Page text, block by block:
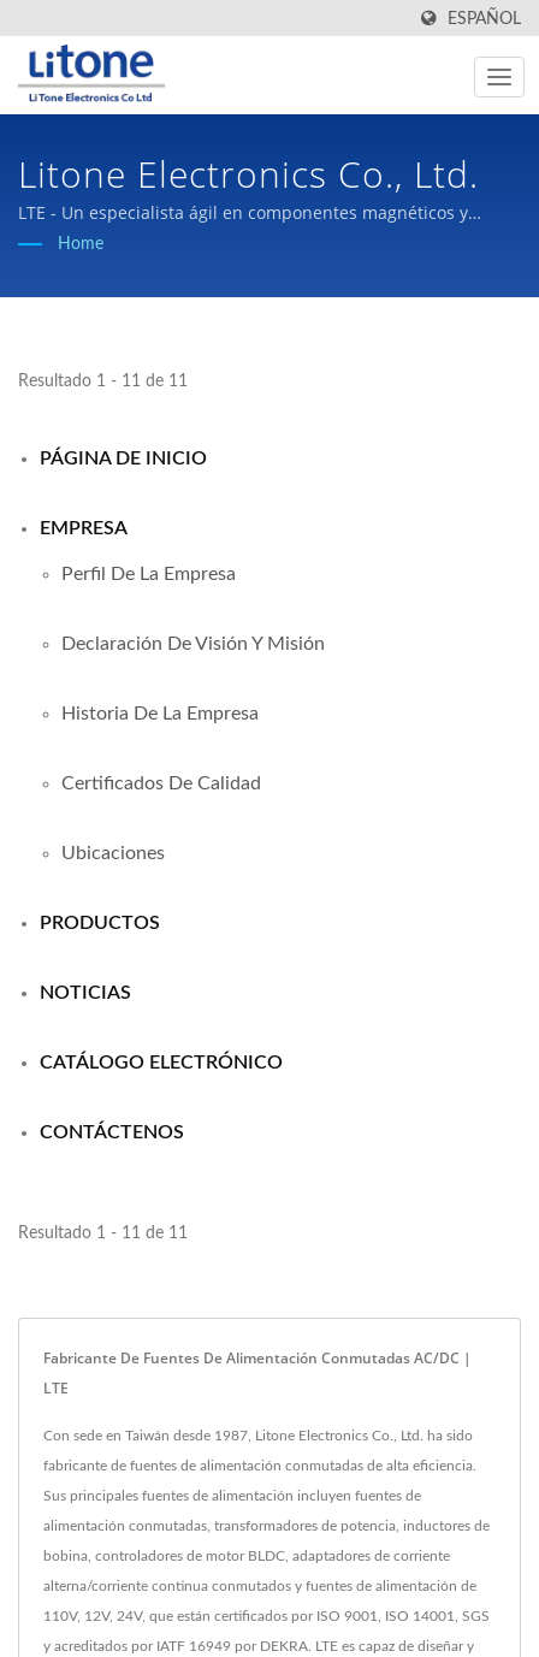
ESPAÑOL
Litone Electronics Co., Ltd.
LTE - Un especialista ágil en componentes magnéticos y
fuentes de alimentación conmutadas.
Home
Resultado 1 - 11 de 11
PÁGINA DE INICIO
EMPRESA
Perfil De La Empresa
Declaración De Visión Y Misión
Historia De La Empresa
Certificados De Calidad
Ubicaciones
PRODUCTOS
NOTICIAS
CATÁLOGO ELECTRÓNICO
CONTÁCTENOS
Resultado 1 - 11 de 11
Fabricante De Fuentes De Alimentación Conmutadas AC/DC |
LTE
Con sede en Taiwán desde 1987, Litone Electronics Co., Ltd. ha sido
fabricante de fuentes de alimentación conmutadas de alta eficiencia.
Sus principales fuentes de alimentación incluyen fuentes de
alimentación conmutadas, transformadores de potencia, inductores de
bobina, controladores de motor BLDC, adaptadores de corriente
alterna/corriente continua conmutados y fuentes de alimentación de
110V, 12V, 24V, que están certificados por ISO 9001, ISO 14001, SGS
y acreditados por IATF 16949 por DEKRA. LTE es capaz de diseñar y